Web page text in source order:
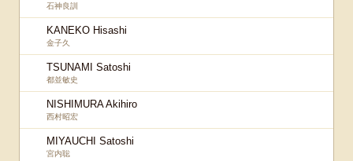
石神良訓
KANEKO Hisashi
金子久
TSUNAMI Satoshi
都並敏史
NISHIMURA Akihiro
西村昭宏
MIYAUCHI Satoshi
宮内聡